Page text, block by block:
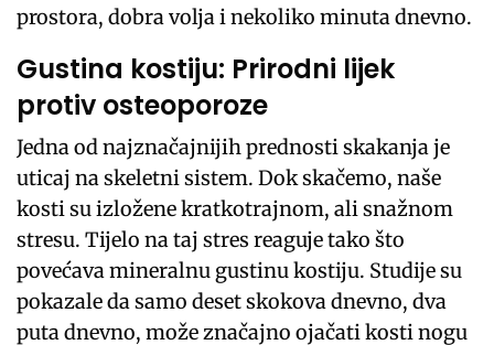
prostora, dobra volja i nekoliko minuta dnevno.
Gustina kostiju: Prirodni lijek
protiv osteoporoze
Jedna od najznačajnijih prednosti skakanja je
uticaj na skeletni sistem. Dok skačemo, naše
kosti su izložene kratkotrajnom, ali snažnom
stresu. Tijelo na taj stres reaguje tako što
povećava mineralnu gustinu kostiju. Studije su
pokazale da samo deset skokova dnevno, dva
puta dnevno, može značajno ojačati kosti nogu